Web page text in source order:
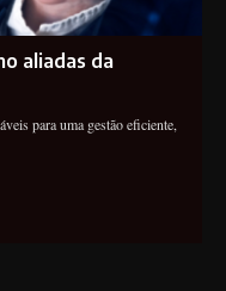
aliadas da
para uma gestão eficiente,